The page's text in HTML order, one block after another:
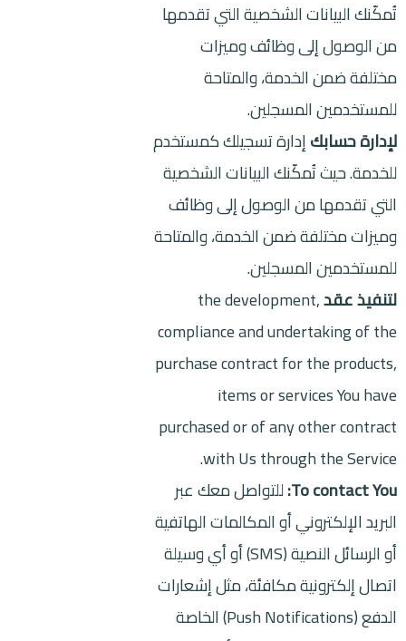
تُمكّنك البيانات الشخصية التي تقدمها
من الوصول إلى وظائف وميزات
مختلفة ضمن الخدمة، والمتاحة
للمستخدمين المسجلين.
لإدارة حسابكإدارة تسجيلك كمستخدم
للخدمة. حيث تُمكّنك البيانات الشخصية
التي تقدمها من الوصول إلى وظائف
وميزات مختلفة ضمن الخدمة، والمتاحة
للمستخدمين المسجلين.
لتنفيذ عقدthe development,
compliance and undertaking of the
purchase contract for the products,
items or services You have
purchased or of any other contract
with Us through the Service.
To contact You: للتواصل معك عبر
البريد الإلكتروني أو المكالمات الهاتفية
أو الرسائل النصية (SMS) أو أي وسيلة
اتصال إلكترونية مكافئة، مثل إشعارات
الدفع (Push Notifications) الخاصة